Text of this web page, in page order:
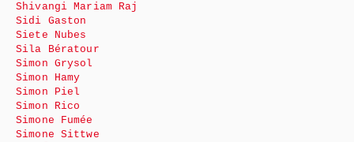
Shivangi Mariam Raj
Sidi Gaston
Siete Nubes
Sila Bératour
Simon Grysol
Simon Hamy
Simon Piel
Simon Rico
Simone Fumée
Simone Sittwe